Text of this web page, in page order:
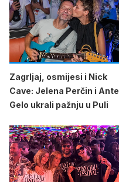
Zagrljaj, osmijesi i Nick
Cave: Jelena Perčin i Ante
Gelo ukrali pažnju u Puli